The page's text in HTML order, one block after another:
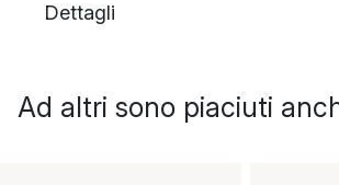
Dettagli
Ad altri sono piaciuti